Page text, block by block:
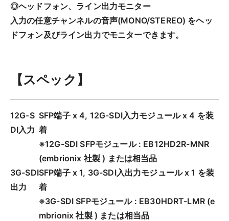
◎ヘッドフォン、ライン出力モニター
入力の任意チャンネルの音声(MONO/STEREO) をヘッ
ドフォン及びライン出力でモニターできます。
【スペック】
12G-S
DI入力
SFP端子 x 4, 12G-SDI入力モジュール x 4 を装
着
※12G-SDI SFPモジュール : EB12HD2R-MNR
(embrionix 社製 ) または相当品
3G-SDI
出力
SFP端子 x 1, 3G-SDI入出力モジュール x 1 を装
着
※3G-SDI SFPモジュール : EB30HDRT-LMR (e
mbrionix 社製 ) または相当品